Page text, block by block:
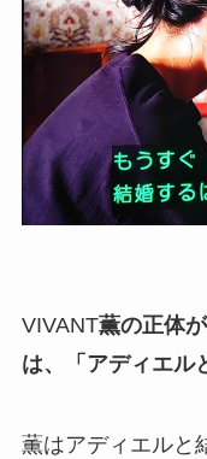
VIVANT薫の正体
は、「アディエル
薫はアディエルと